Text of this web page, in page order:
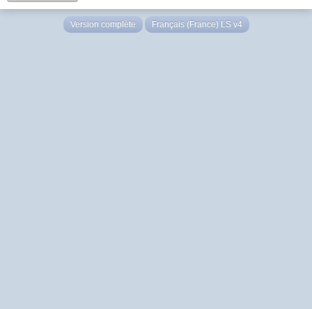
Version complète Français (France) LS v4